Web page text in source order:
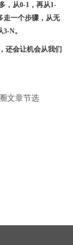
，从0-1，再从1-
走一个步骤，从无
N。
还会让机会从我们
文章节选